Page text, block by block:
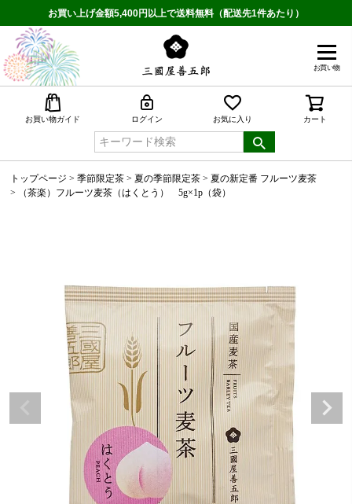
お買い上げ金額5,400円以上で送料無料（配送先1件あたり）
お買い物
お買い物ガイド ログイン お気に入り カート
トップページ 季節限定茶 夏の季節限定茶
夏の新定番 フルーツ麦茶
（茶楽）フルーツ麦茶（はくとう） 5g×1p（袋）